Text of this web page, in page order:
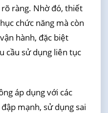
ràng. Nhờ đó, thiết
chức năng mà còn
hành, đặc biệt
cầu sử dụng liên tục
áp dụng với các
mạnh, sử dụng sai